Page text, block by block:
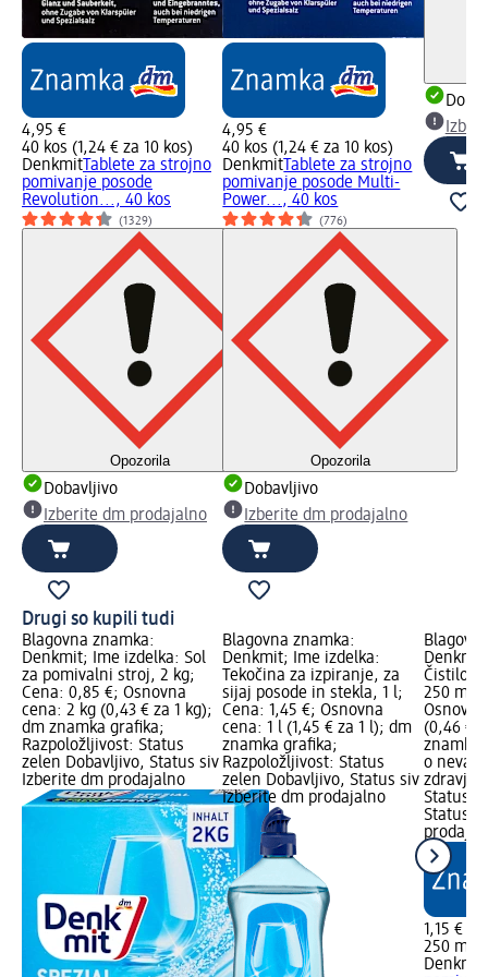
4,95 €
40 kos (1,24 € za 10 kos)
DenkmitTablete za strojno
pomivanje posode
Revolution..., 40 kos
(1329)
Opozorila
Dobavljivo
Izberite dm prodajalno
4,95 €
40 kos (1,24 € za 10 kos)
DenkmitTablete za strojno
pomivanje posode Multi-
Power..., 40 kos
(776)
Opozorila
Dobavljivo
Izberite dm prodajalno
Drugi so kupili tudi
Blagovna znamka:
Denkmit; Ime izdelka: Sol
za pomivalni stroj, 2 kg;
Cena: 0,85 €; Osnovna
cena: 2 kg (0,43 € za 1 kg);
dm znamka grafika;
Razpoložljivost: Status
zelen Dobavljivo, Status siv
Izberite dm prodajalno
Blagovna znamka:
Denkmit; Ime izdelka:
Tekočina za izpiranje, za
sijaj posode in stekla, 1 l;
Cena: 1,45 €; Osnovna
cena: 1 l (1,45 € za 1 l); dm
znamka grafika;
Razpoložljivost: Status
zelen Dobavljivo, Status siv
Izberite dm prodajalno
Čistilo
250 ml;
(0,46 €
znamka
o
zdravje;
Status
Status
1,15 €
250 ml
Denkmit